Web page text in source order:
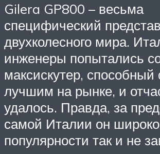
Gilera GP800 – весьма
специфический
двухколесного мира.
инженеры попытались
максискутер, способный
лучшим на рынке, и
удалось. Правда, за
самой Италии он
популярности так и не